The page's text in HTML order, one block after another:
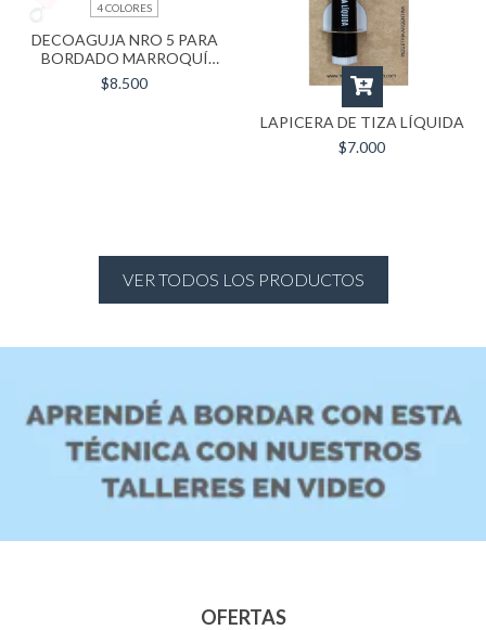
4 COLORES
DECOAGUJA NRO 5 PARA
BORDADO MARROQUÍ
(LARGA XL)
$8.500
LAPICERA DE TIZA LÍQUIDA
$7.000
VER TODOS LOS PRODUCTOS
OFERTAS